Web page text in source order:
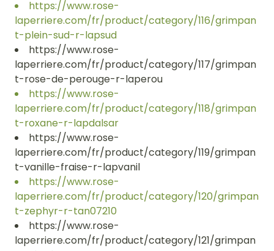
https://www.rose-
laperriere.com/fr/product/category/116/grimpan
t-plein-sud-r-lapsud
https://www.rose-
laperriere.com/fr/product/category/117/grimpan
t-rose-de-perouge-r-laperou
https://www.rose-
laperriere.com/fr/product/category/118/grimpan
t-roxane-r-lapdalsar
https://www.rose-
laperriere.com/fr/product/category/119/grimpan
t-vanille-fraise-r-lapvanil
https://www.rose-
laperriere.com/fr/product/category/120/grimpan
t-zephyr-r-tan07210
https://www.rose-
laperriere.com/fr/product/category/121/grimpan